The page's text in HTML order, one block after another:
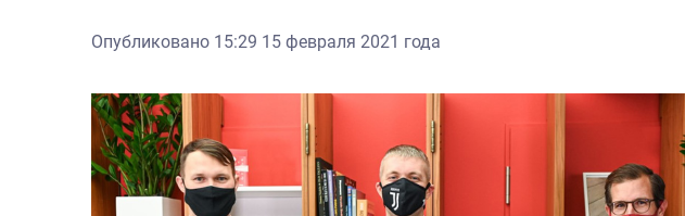
Опубликовано 15:29 15 февраля 2021 года